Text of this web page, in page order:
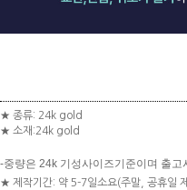
★ 종류: 24k gold
★ 소재:24k gold
-중량은 24k 기성사이즈기준이며 출
★ 제작기간: 약 5-7일소요(주말, 공휴일